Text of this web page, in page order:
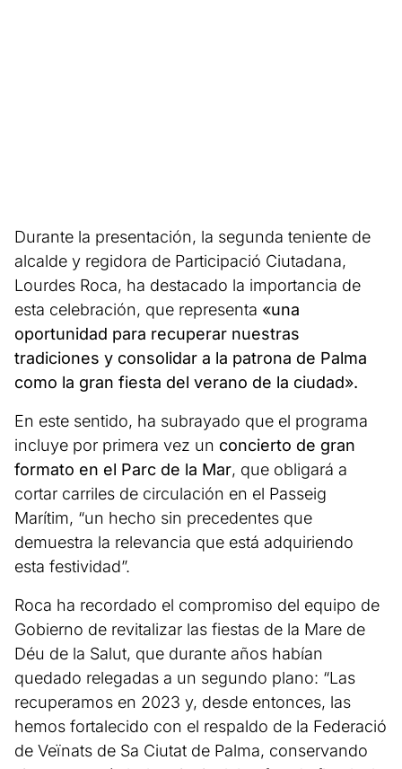
Durante la presentación, la segunda teniente de
alcalde y regidora de Participació Ciutadana,
Lourdes Roca, ha destacado la importancia de
esta celebración, que representa «una
oportunidad para recuperar nuestras
tradiciones y consolidar a la patrona de Palma
como la gran fiesta del verano de la ciudad».
En este sentido, ha subrayado que el programa
incluye por primera vez un concierto de gran
formato en el Parc de la Mar, que obligará a
cortar carriles de circulación en el Passeig
Marítim, “un hecho sin precedentes que
demuestra la relevancia que está adquiriendo
esta festividad”.
Roca ha recordado el compromiso del equipo de
Gobierno de revitalizar las fiestas de la Mare de
Déu de la Salut, que durante años habían
quedado relegadas a un segundo plano: “Las
recuperamos en 2023 y, desde entonces, las
hemos fortalecido con el respaldo de la Federació
de Veïnats de Sa Ciutat de Palma, conservando